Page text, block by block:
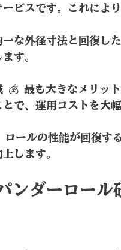
ビスです。これによ
な外径寸法と回復し
す。
💰 最も大きなメリッ
で、運用コストを大
ールの性能が回復す
します。
ンダーロール